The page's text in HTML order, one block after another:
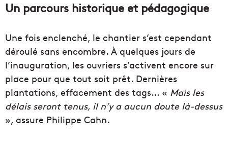
Un parcours historique et pédagogique
Une fois enclenché, le chantier s’est cependant
déroulé sans encombre. À quelques jours de
l’inauguration, les ouvriers s’activent encore sur
place pour que tout soit prêt. Dernières
plantations, effacement des tags… « Mais les
délais seront tenus, il n’y a aucun doute là-dessus
», assure Philippe Cahn.